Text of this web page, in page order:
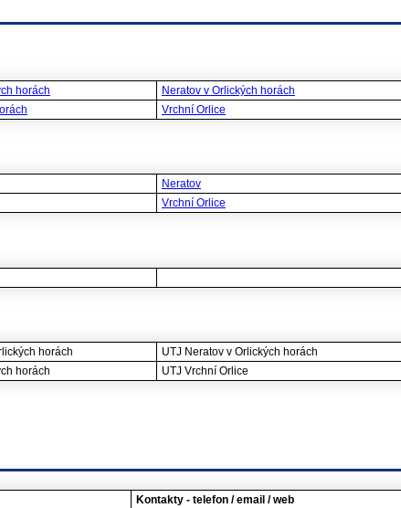
horách
Neratov v Orlických horách
Vrchní Orlice
Neratov
Vrchní Orlice
horách
UTJ Neratov v Orlických horách
horách UTJ Vrchní Orlice
Kontakty - telefon / email / web